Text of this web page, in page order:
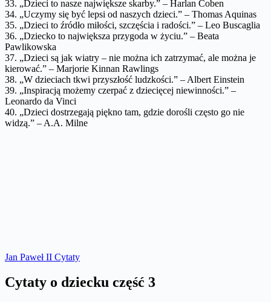
33. „Dzieci to nasze największe skarby.” – Harlan Coben
34. „Uczymy się być lepsi od naszych dzieci.” – Thomas Aquinas
35. „Dzieci to źródło miłości, szczęścia i radości.” – Leo Buscaglia
36. „Dziecko to największa przygoda w życiu.” – Beata
Pawlikowska
37. „Dzieci są jak wiatry – nie można ich zatrzymać, ale można je
kierować.” – Marjorie Kinnan Rawlings
38. „W dzieciach tkwi przyszłość ludzkości.” – Albert Einstein
39. „Inspiracją możemy czerpać z dziecięcej niewinności.” –
Leonardo da Vinci
40. „Dzieci dostrzegają piękno tam, gdzie dorośli często go nie
widzą.” – A.A. Milne
Jan Paweł II Cytaty
Cytaty o dziecku część 3